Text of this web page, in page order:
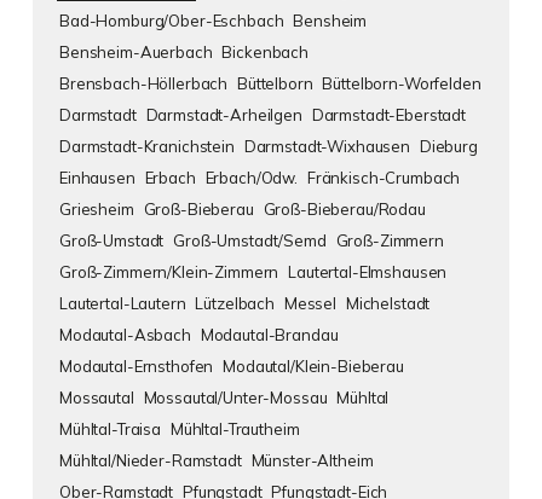
Bad-Homburg/Ober-Eschbach Bensheim
Bensheim-Auerbach Bickenbach
Brensbach-Höllerbach Büttelborn Büttelborn-Worfelden
Darmstadt Darmstadt-Arheilgen Darmstadt-Eberstadt
Darmstadt-Kranichstein Darmstadt-Wixhausen Dieburg
Einhausen Erbach Erbach/Odw.
Fränkisch-Crumbach
Griesheim
Groß-Bieberau
Groß-Bieberau/Rodau
Groß-Umstadt Groß-Umstadt/Semd
Groß-Zimmern
Groß-Zimmern/Klein-Zimmern Lautertal-Elmshausen
Lautertal-Lautern Lützelbach Messel Michelstadt
Modautal-Asbach Modautal-Brandau
Modautal-Ernsthofen Modautal/Klein-Bieberau
Mossautal Mossautal/Unter-Mossau Mühltal
Mühltal-Traisa Mühltal-Trautheim
Mühltal/Nieder-Ramstadt Münster-Altheim
Ober-Ramstadt Pfungstadt Pfungstadt-Eich